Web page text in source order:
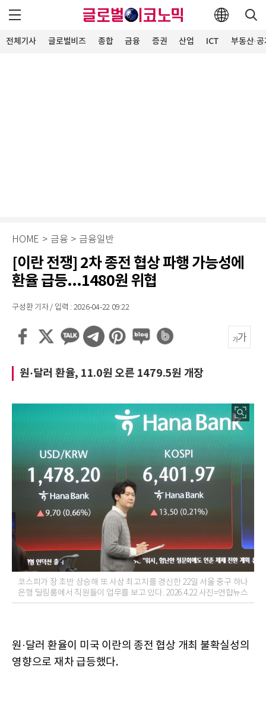
전체기사 글로벌비즈 종합 금융 증권 산업 ICT 부동산·
HOME > 금융 > 금융일반
[이란 전쟁] 2차 종전 협상 파행 가능성에
환율 급등...1480원 위협
구성환 기자 / 입력 : 2026-04-22 09:22
원·달러 환율, 11.0원 오른 1479.5원 개장
코스피가 장 초반 상승해 또 사상 최고치를 경신한 22일 서울 중구 하나
은행 딜링룸에서 직원들이 업무를 보고 있다. 2026.4.22 사진=연합뉴스
원·달러 환율이 미국 이란의 종전 협상 개최 불확실성의
영향으로 재차 급등했다.